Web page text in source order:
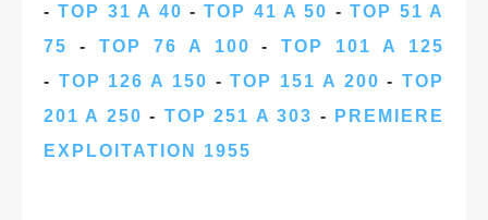
-TOP 31 A 40 -TOP 41 A 50 -TOP 51 A
75
- TOP 76 A 100 -TOP 101 A 125
- TOP 126 A 150 -TOP 151 A 200 -TOP
201 A 250 - TOP 251 A 303 -
PREMIERE
EXPLOITATION 1955